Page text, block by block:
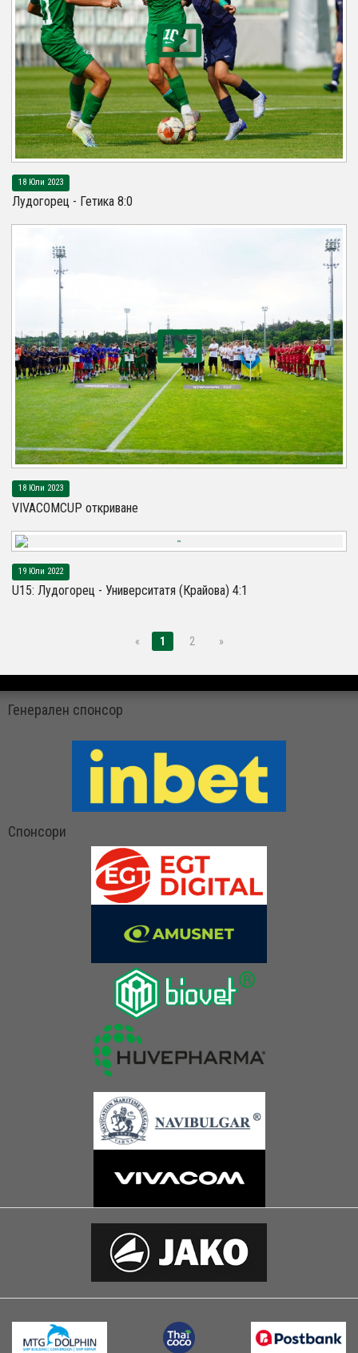
18 Юли 2023
Лудогорец - Гетика 8:0
18 Юли 2023
VIVACOMCUP откриване
19 Юли 2022
U15: Лудогорец - Университатя (Крайова) 4:1
« 1 2 »
Генерален спонсор
Спонсори